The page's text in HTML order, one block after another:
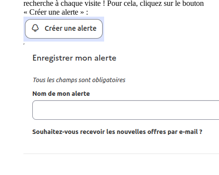
recherche à chaque visite ! Pour cela, cliquez sur le bouton
« Créer une alerte » :